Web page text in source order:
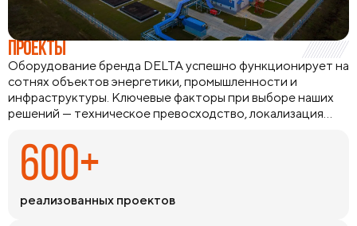
ПРОЕКТЫ
Оборудование бренда DELTA успешно функционирует на
сотнях объектов энергетики, промышленности и
инфраструктуры. Ключевые факторы при выборе наших
решений — техническое превосходство, локализация
экстремальных климатических условиях и удаленных
регионах. Мы предлагаем комплексные инженерные
решения с подбором аналогов и технической
номенклатуры на складах обеспечивает оперативное
600+
реализованных проектов